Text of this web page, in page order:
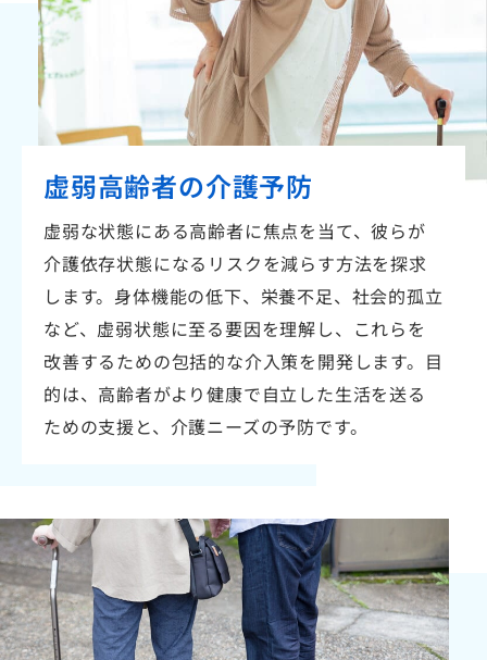
虚弱高齢者の介護予防
虚弱な状態にある高齢者に焦点を当て、彼らが
介護依存状態になるリスクを減らす方法を探求
します。身体機能の低下、栄養不足、社会的孤立
など、虚弱状態に至る要因を理解し、これらを
改善するための包括的な介入策を開発します。目
的は、高齢者がより健康で自立した生活を送る
ための支援と、介護ニーズの予防です。